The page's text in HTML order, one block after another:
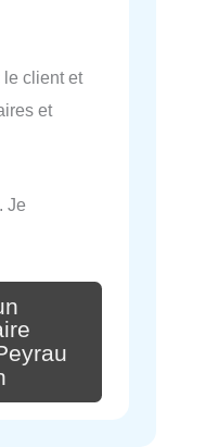
le client et
et
Je